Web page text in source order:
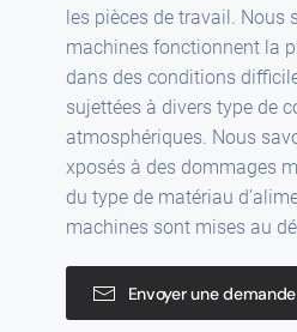
les pièces de travail. Nous
machines fonctionnent la
dans des conditions
sujettées à divers type de
atmosphériques. Nous
xposés à des dommages
du type de matériau
machines sont mises au
Envoyer une demande